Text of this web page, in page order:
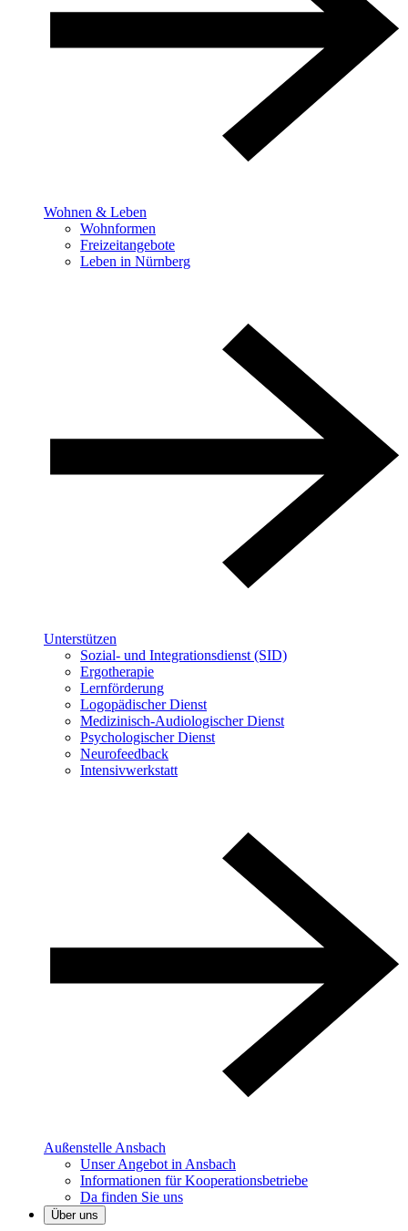
Wohnen & Leben
Wohnformen
Freizeitangebote
Leben in Nürnberg
Unterstützen
Sozial- und Integrationsdienst (SID)
Ergotherapie
Lernförderung
Logopädischer Dienst
Medizinisch-Audiologischer Dienst
Psychologischer Dienst
Neurofeedback
Intensivwerkstatt
Außenstelle Ansbach
Unser Angebot in Ansbach
Informationen für Kooperationsbetriebe
Da finden Sie uns
Über uns